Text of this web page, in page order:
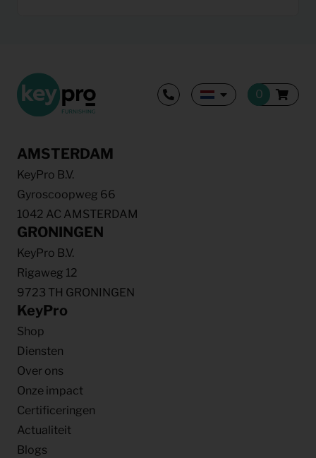
AMSTERDAM
KeyPro B.V.
Gyroscoopweg 66
1042 AC AMSTERDAM
GRONINGEN
KeyPro B.V.
Rigaweg 12
9723 TH GRONINGEN
KeyPro
Shop
Diensten
Over ons
Onze impact
Certificeringen
Actualiteit
Blogs